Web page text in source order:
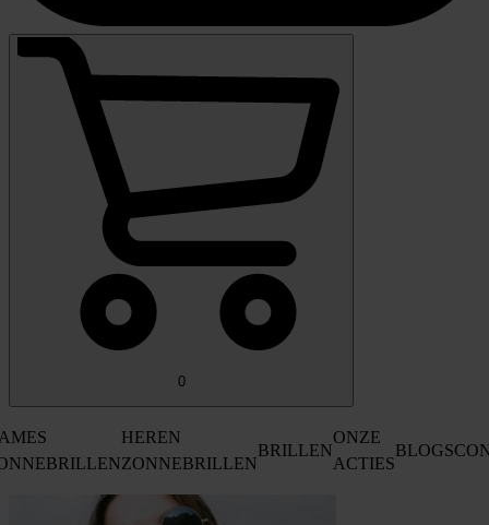
0
HEREN
ZONNEBRILLEN
BRILLEN
ONZE
ACTIES
BLOGS